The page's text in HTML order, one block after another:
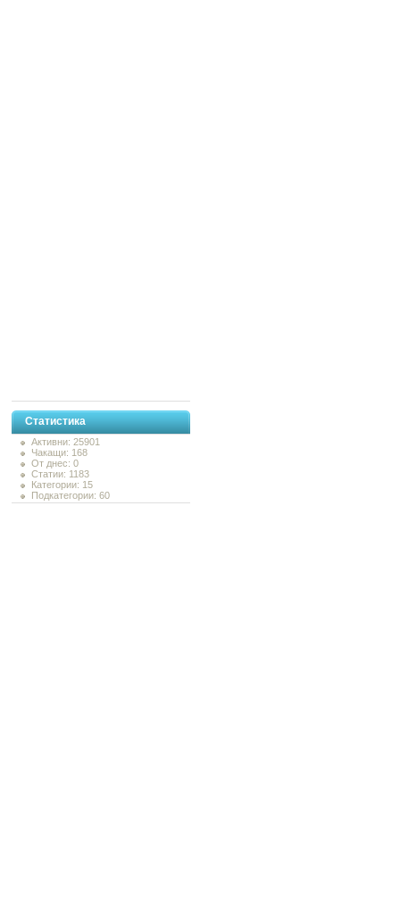
Статистика
Активни: 25901
Чакащи: 168
От днес: 0
Статии: 1183
Категории: 15
Подкатегории: 60